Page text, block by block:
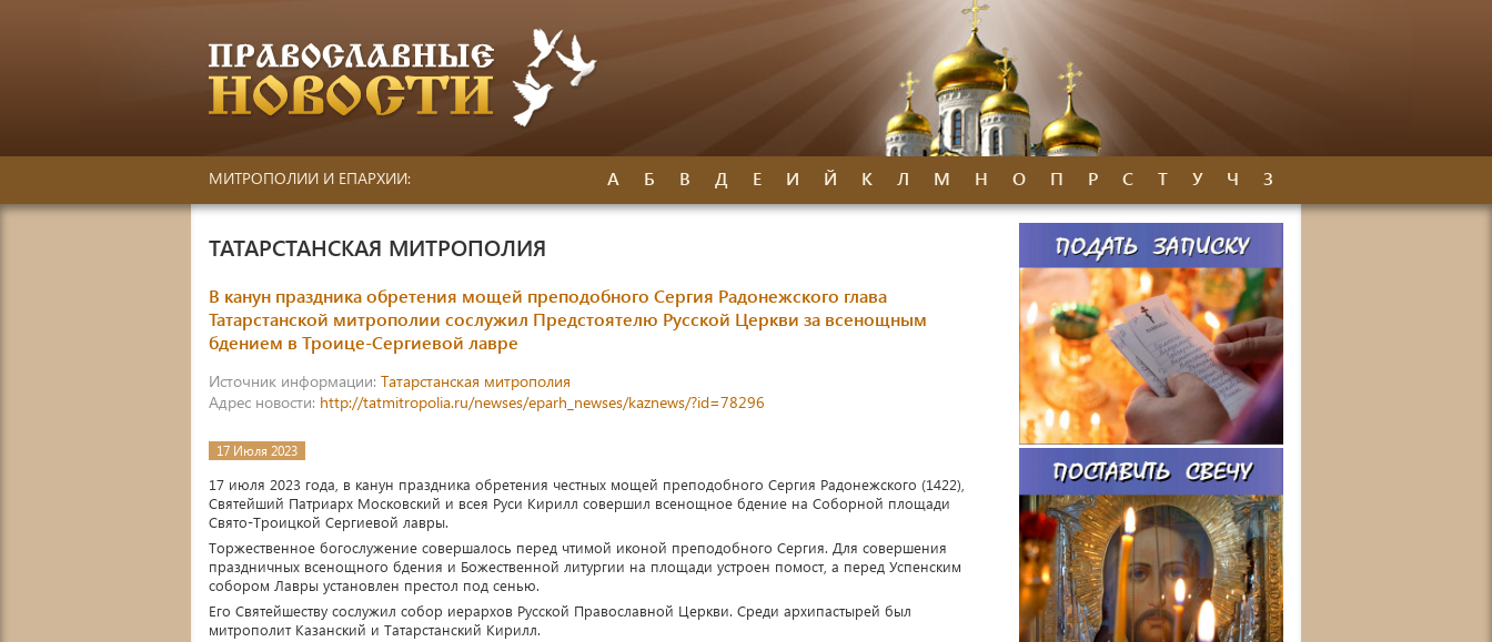
МИТРОПОЛИИ И ЕПАРХИИ: А Б В Д Е И Й К Л М Н О П Р С Т У Ч З
ТАТАРСТАНСКАЯ МИТРОПОЛИЯ
В канун праздника обретения мощей преподобного Сергия Радонежского глава
Татарстанской митрополии сослужил Предстоятелю Русской Церкви за всенощным
бдением в Троице-Сергиевой лавре
Источник информации: Татарстанская митрополия
Адрес новости: http://tatmitropolia.ru/newses/eparh_newses/kaznews/?id=78296
17 Июля 2023
17 июля 2023 года, в канун праздника обретения честных мощей преподобного Сергия Радонежского (1422),
Святейший Патриарх Московский и всея Руси Кирилл совершил всенощное бдение на Соборной площади
Свято-Троицкой Сергиевой лавры.
Торжественное богослужение совершалось перед чтимой иконой преподобного Сергия. Для совершения
праздничных всенощного бдения и Божественной литургии на площади устроен помост, а перед Успенским
собором Лавры установлен престол под сенью.
Его Святейшеству сослужил собор иерархов Русской Православной Церкви. Среди архипастырей был
митрополит Казанский и Татарстанский Кирилл.